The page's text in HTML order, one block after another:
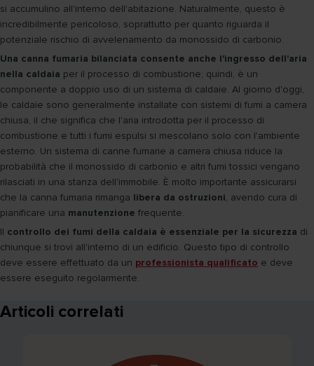
si accumulino all'interno dell'abitazione. Naturalmente, questo è
incredibilmente pericoloso, soprattutto per quanto riguarda il
potenziale rischio di avvelenamento da monossido di carbonio.
Una canna fumaria bilanciata consente anche l'ingresso dell'aria
nella caldaia per il processo di combustione; quindi, è un
componente a doppio uso di un sistema di caldaie. Al giorno d'oggi,
le caldaie sono generalmente installate con sistemi di fumi a camera
chiusa, il che significa che l'aria introdotta per il processo di
combustione e tutti i fumi espulsi si mescolano solo con l'ambiente
esterno. Un sistema di canne fumarie a camera chiusa riduce la
probabilità che il monossido di carbonio e altri fumi tossici vengano
rilasciati in una stanza dell'immobile. È molto importante assicurarsi
che la canna fumaria rimanga libera da ostruzioni, avendo cura di
pianificare una manutenzione frequente.
Il controllo dei fumi della caldaia è essenziale per la sicurezza di
chiunque si trovi all'interno di un edificio. Questo tipo di controllo
deve essere effettuato da un professionista qualificato e deve
essere eseguito regolarmente.
Articoli correlati